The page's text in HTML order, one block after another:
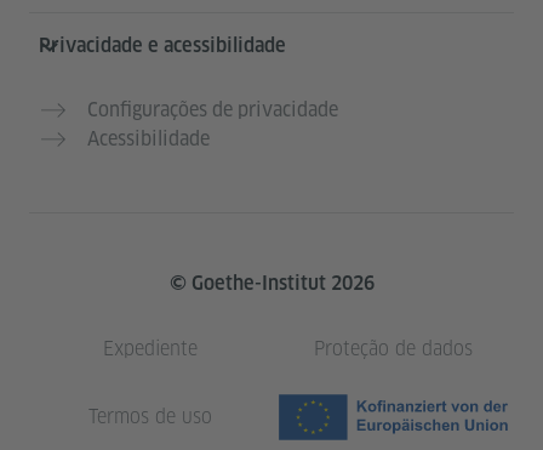
Privacidade e acessibilidade
Configurações de privacidade
Acessibilidade
© Goethe-Institut 2026
Expediente Proteção de dados
Termos de uso